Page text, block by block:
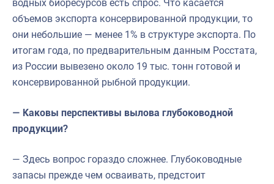
водных биоресурсов есть спрос. Что касается
объемов экспорта консервированной продукции, то
они небольшие — менее 1% в структуре экспорта. По
итогам года, по предварительным данным Росстата,
из России вывезено около 19 тыс. тонн готовой и
консервированной рыбной продукции.
— Каковы перспективы вылова глубоководной
продукции?
— Здесь вопрос гораздо сложнее. Глубоководные
запасы прежде чем осваивать, предстоит